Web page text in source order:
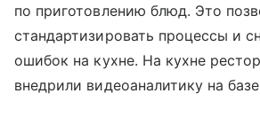
по приготовлению блюд. Это
стандартизировать процессы и
ошибок на кухне. На кухне
внедрили видеоаналитику на